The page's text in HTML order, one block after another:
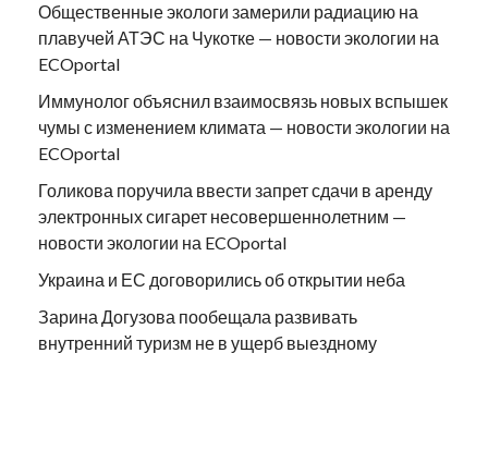
Общественные экологи замерили радиацию на
плавучей АТЭС на Чукотке — новости экологии на
ECOportal
Иммунолог объяснил взаимосвязь новых вспышек
чумы с изменением климата — новости экологии на
ECOportal
Голикова поручила ввести запрет сдачи в аренду
электронных сигарет несовершеннолетним —
новости экологии на ECOportal
Украина и ЕС договорились об открытии неба
Зарина Догузова пообещала развивать
внутренний туризм не в ущерб выездному